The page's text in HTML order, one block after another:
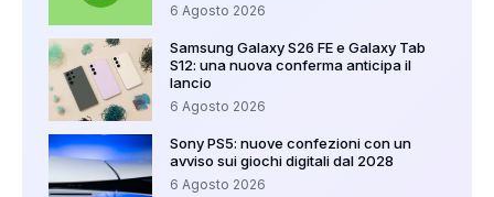
6 Agosto 2026
Samsung Galaxy S26 FE e Galaxy Tab
S12: una nuova conferma anticipa il
lancio
6 Agosto 2026
Sony PS5: nuove confezioni con un
avviso sui giochi digitali dal 2028
6 Agosto 2026